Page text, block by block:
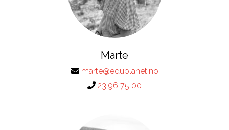
Marte
marte@eduplanet.no
23 96 75 00